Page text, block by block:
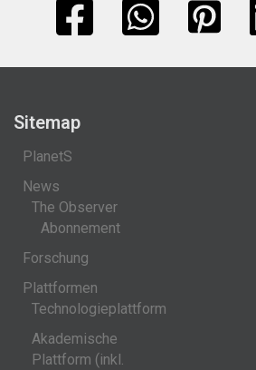
Sitemap
PlanetS
News
The Observer
Abonnement
Forschung
Plattformen
Technologieplattform
Akademische
Plattform (inkl.